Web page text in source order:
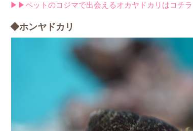
▶▶ペットのコジマで出会えるオカヤドカリはコチラ
◆ホンヤドカリ